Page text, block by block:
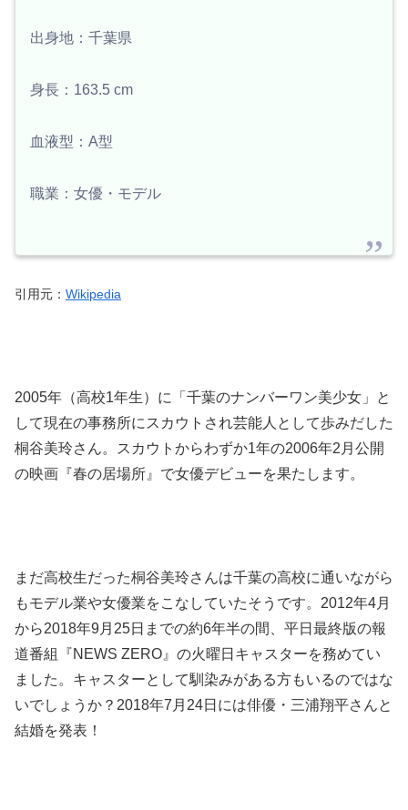
出身地：千葉県
身長：163.5 cm
血液型：A型
職業：女優・モデル
引用元： Wikipedia
2005年（高校1年生）に「千葉のナンバーワン美少女」と
して現在の事務所にスカウトされ芸能人として歩みだした
桐谷美玲さん。スカウトからわずか1年の2006年2月公開
の映画『春の居場所』で女優デビューを果たします。
まだ高校生だった桐谷美玲さんは千葉の高校に通いながら
もモデル業や女優業をこなしていたそうです。2012年4月
から2018年9月25日までの約6年半の間、平日最終版の報
道番組『NEWS ZERO』の火曜日キャスターを務めてい
ました。キャスターとして馴染みがある方もいるのではな
いでしょうか？ 2018年7月24日には俳優・三浦翔平さんと
結婚を発表！